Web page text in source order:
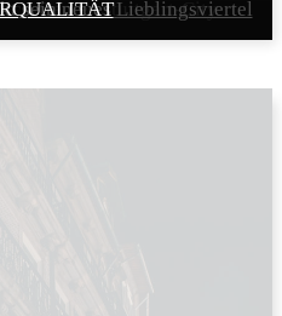
Center Stuttgart-City
sein neues Lieblingsviertel